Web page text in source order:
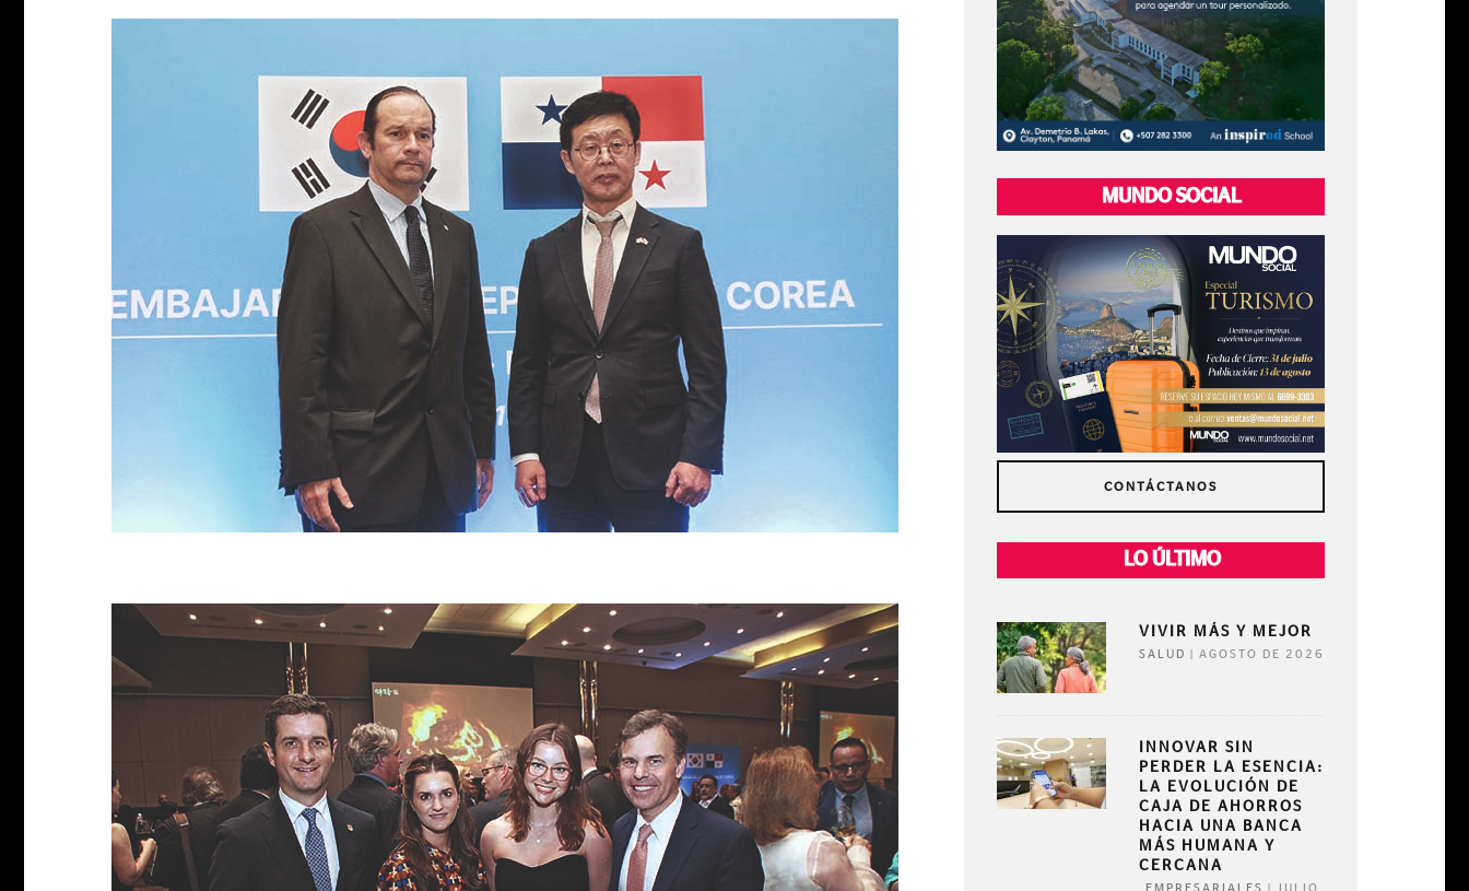
MUNDO SOCIAL
CONTÁCTANOS
LO ÚLTIMO
VIVIR MÁS Y MEJOR
SALUD AGOSTO DE 2026
INNOVAR SIN
PERDER LA ESENCIA:
LA EVOLUCIÓN DE
CAJA DE AHORROS
HACIA UNA BANCA
MÁS HUMANA Y
CERCANA